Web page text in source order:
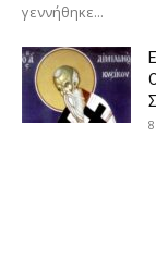
γεννήθηκε...